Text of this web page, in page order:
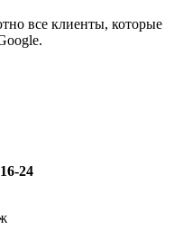
все клиенты, которые
16-24